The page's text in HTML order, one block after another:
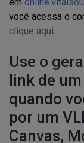
você acessa o
clique aqui.
Use o
link de
quando
por um
Canvas,